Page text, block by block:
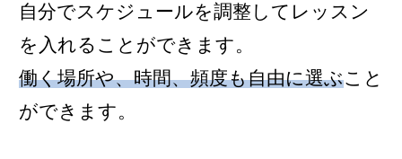
自分でスケジュールを調整してレッスン
を入れることができます。
働く場所や、時間、頻度も自由に選ぶこと
ができます。